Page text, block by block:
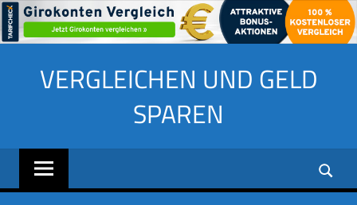
VERGLEICHEN UND GELD
SPAREN